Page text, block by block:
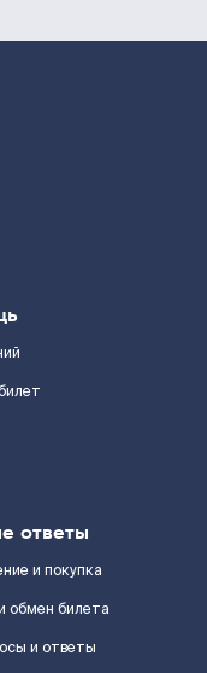
ответы
и покупка
обмен билета
и ответы